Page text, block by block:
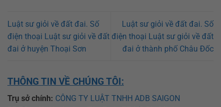
Luật sư giỏi về đất đai. Số
điện thoại Luật sư giỏi về đất
đai ở huyện Thoại Sơn
Luật sư giỏi về đất đai. Số
điện thoại Luật sư giỏi về đất
đai ở thành phố Châu Đốc
THÔNG TIN VỀ CHÚNG TÔI:
Trụ sở chính: CÔNG TY LUẬT TNHH ADB SAIGON